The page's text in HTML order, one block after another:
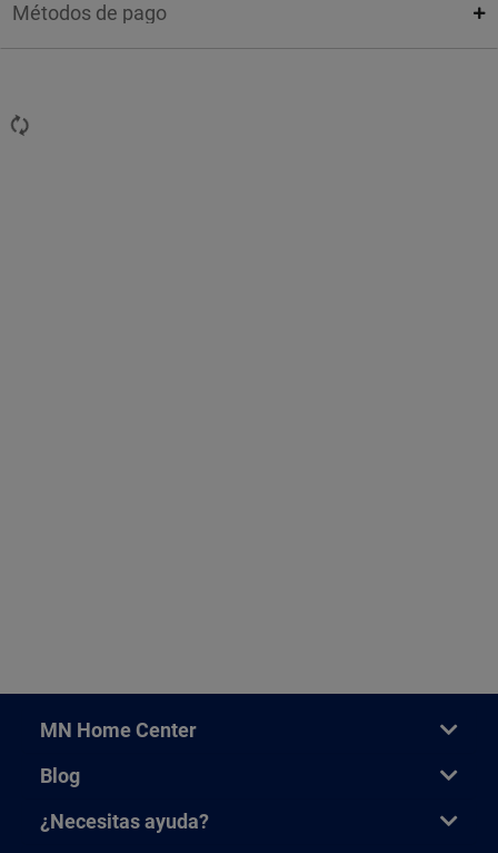
Métodos de pago
MN Home Center
Blog
¿Necesitas ayuda?